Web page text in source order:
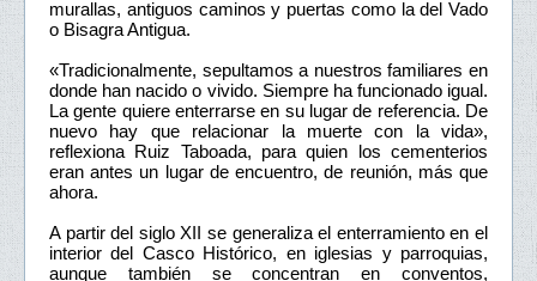
murallas, antiguos caminos y puertas como la del Vado
o Bisagra Antigua.
«Tradicionalmente, sepultamos a nuestros familiares en
donde han nacido o vivido. Siempre ha funcionado igual.
La gente quiere enterrarse en su lugar de referencia. De
nuevo hay que relacionar la muerte con la vida»,
reflexiona Ruiz Taboada, para quien los cementerios
eran antes un lugar de encuentro, de reunión, más que
ahora.
A partir del siglo XII se generaliza el enterramiento en el
interior del Casco Histórico, en iglesias y parroquias,
aunque también se concentran en conventos,